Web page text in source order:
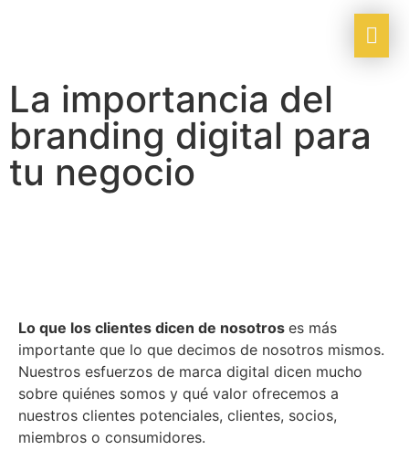
La importancia del
branding digital para
tu negocio
Lo que los clientes dicen de nosotros es más
importante que lo que decimos de nosotros mismos.
Nuestros esfuerzos de marca digital dicen mucho
sobre quiénes somos y qué valor ofrecemos a
nuestros clientes potenciales, clientes, socios,
miembros o consumidores.